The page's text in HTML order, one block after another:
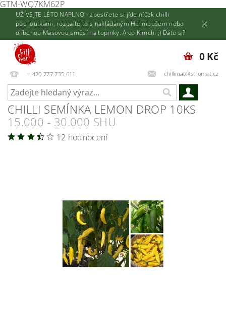
GTM-WQ7KM62P
UŽÍVEJTE LÉTO NAPLNO - zpestřete si jídelníček chilli
pochoutkami, rozpalte to s nakládaným Hermoušem nebo
olíbenou Masovou směsí na topinky. A co Kimchi ;) Dáte si?
+ 420 777 735 611 chillimat@stromat.cz
0 Kč
CHILLI SEMÍNKA LEMON DROP 10KS
15.000 - 30.000 SHU
12 hodnocení